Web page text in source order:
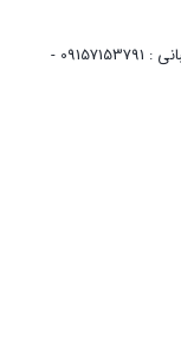
واحد پشتیبانی مشتریان : 05135092741 - واحد پشتیبانی : 09157153791 -